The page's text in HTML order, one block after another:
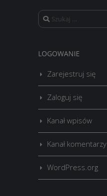
Szukaj:
LOGOWANIE
Zarejestruj się
Zaloguj się
Kanał wpisów
Kanał komentarzy
WordPress.org